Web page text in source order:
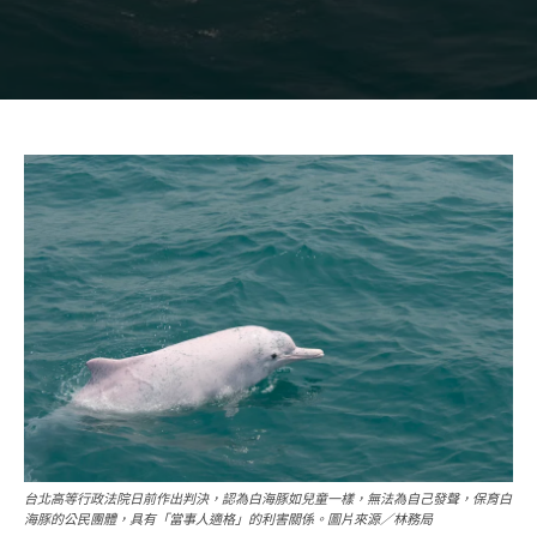
台北高等行政法院日前作出判決，認為白海豚如兒童一樣，無法為自己發聲，保育白
海豚的公民團體，具有「當事人適格」的利害關係。圖片來源／林務局